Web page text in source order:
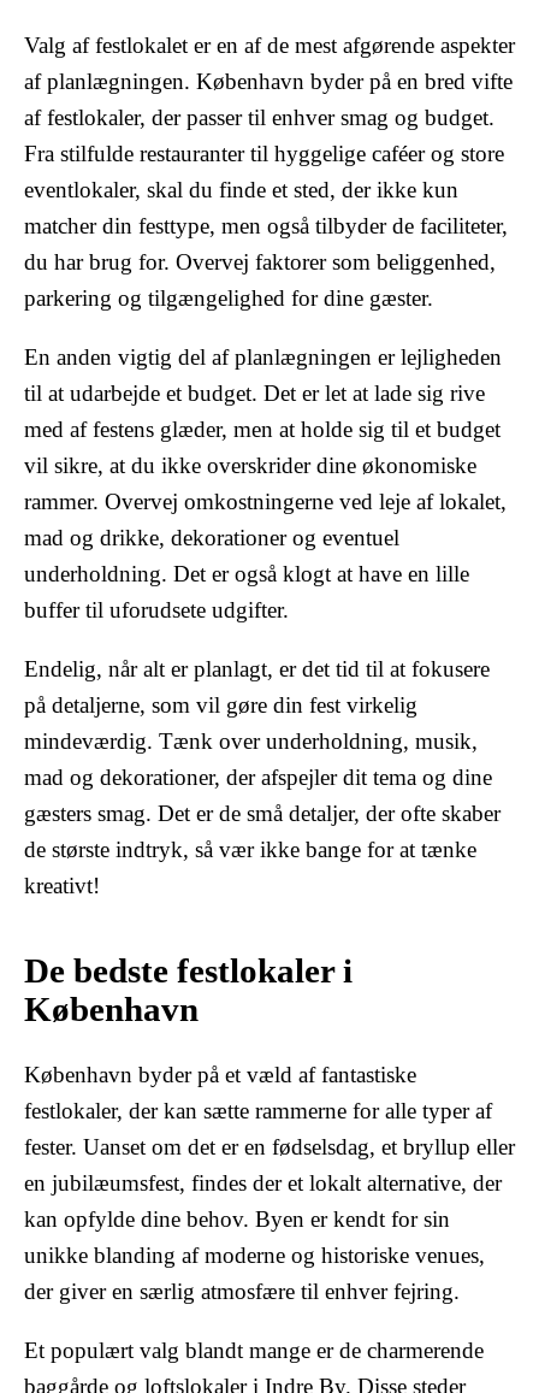
Valg af festlokalet er en af de mest afgørende aspekter
af planlægningen. København byder på en bred vifte
af festlokaler, der passer til enhver smag og budget.
Fra stilfulde restauranter til hyggelige caféer og store
eventlokaler, skal du finde et sted, der ikke kun
matcher din festtype, men også tilbyder de faciliteter,
du har brug for. Overvej faktorer som beliggenhed,
parkering og tilgængelighed for dine gæster.
En anden vigtig del af planlægningen er lejligheden
til at udarbejde et budget. Det er let at lade sig rive
med af festens glæder, men at holde sig til et budget
vil sikre, at du ikke overskrider dine økonomiske
rammer. Overvej omkostningerne ved leje af lokalet,
mad og drikke, dekorationer og eventuel
underholdning. Det er også klogt at have en lille
buffer til uforudsete udgifter.
Endelig, når alt er planlagt, er det tid til at fokusere
på detaljerne, som vil gøre din fest virkelig
mindeværdig. Tænk over underholdning, musik,
mad og dekorationer, der afspejler dit tema og dine
gæsters smag. Det er de små detaljer, der ofte skaber
de største indtryk, så vær ikke bange for at tænke
kreativt!
De bedste festlokaler i
København
København byder på et væld af fantastiske
festlokaler, der kan sætte rammerne for alle typer af
fester. Uanset om det er en fødselsdag, et bryllup eller
en jubilæumsfest, findes der et lokalt alternative, der
kan opfylde dine behov. Byen er kendt for sin
unikke blanding af moderne og historiske venues,
der giver en særlig atmosfære til enhver fejring.
Et populært valg blandt mange er de charmerende
baggårde og loftslokaler i Indre By. Disse steder